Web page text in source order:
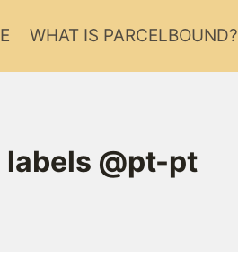
WHAT IS PARCELBOUND?
labels @pt-pt